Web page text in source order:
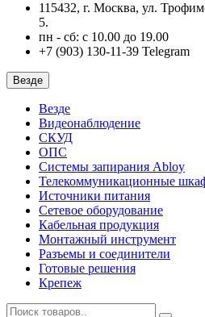
115432, г. Москва, ул.
5.
пн - сб: с 10.00 до 19.00
+7 (903) 130-11-39 Telegram
Везде
Везде
Видеонаблюдение
СКУД
ОПС
Системы запирания Abloy
Телекоммуникационные
Источники питания
Сетевое оборудование
Кабельная продукция
Монтажный инструмент
Разъемы и соединители
Готовые решения
Крепеж